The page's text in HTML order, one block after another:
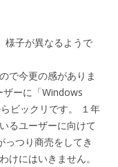
様子が異なるようで
で今更の感がありま
ーに「Windows
ビックリです。 １年
るユーザーに向けて
っつり商売をしてき
けにはいきません。